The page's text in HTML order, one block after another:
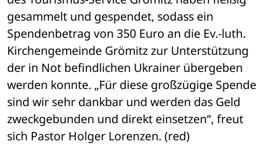
gesammelt und gespendet, sodass ein
Spendenbetrag von 350 Euro an die Ev.-luth.
Kirchengemeinde Grömitz zur Unterstützung
der in Not befindlichen Ukrainer übergeben
werden konnte. „Für diese großzügige Spende
sind wir sehr dankbar und werden das Geld
zweckgebunden und direkt einsetzen“, freut
sich Pastor Holger Lorenzen. (red)